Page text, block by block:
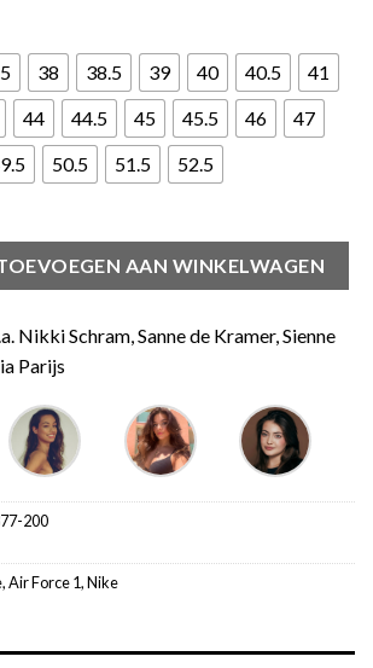
38 38.5 39 40 40.5
41
44 44.5 45 45.5 46
47
50.5 51.5 52.5
LeBron James Strive For Greatness aantal
AAN WINKELWAGEN
Nikki Schram, Sanne de Kramer, Sienne
Parijs
200
,Air Force 1,Nike